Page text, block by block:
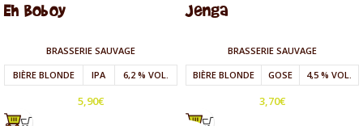
Eh Boboy
BRASSERIE SAUVAGE
BIÈRE BLONDE
IPA 6,2 % VOL.
5,90€
Jenga
BRASSERIE SAUVAGE
BIÈRE BLONDE
GOSE 4,5 % VOL.
3,70€